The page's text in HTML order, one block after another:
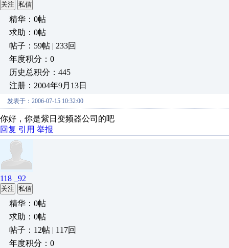
关注 私信
精华：0帖
求助：0帖
帖子：59帖 | 233回
年度积分：0
历史总积分：445
注册：2004年9月13日
发表于：2006-07-15 10:32:00
你好，你是紫日变频器公司的吧
回复 引用 举报
118 _92
关注 私信
精华：0帖
求助：0帖
帖子：12帖 | 117回
年度积分：0